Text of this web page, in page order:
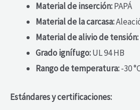
Material de inserción:PAPÁ
Material de la carcasa:
Material de alivio de tensión:
Grado ignífugo:UL 94 HB
Rango de temperatura:-30
Estándares y certificaciones: